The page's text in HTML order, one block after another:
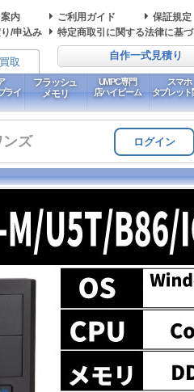
内 ご利用ガイド 保証規定
/申込み 特定商取引に関する法律に基
自作一式見積り
買取
ライ
フラッシュ
メモリ
UMPC専門
店ハイビーム
スマホ
タブレット
ンズ ログイン